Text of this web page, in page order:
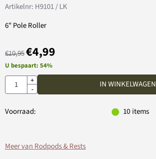
Artikelnr: H9101 / LK
6" Pole Roller
€10,95€4,99
U bespaart: 54%
Aantal
+
-
IN WINKELWAGEN
Voorraad: 10 items
Meer van Rodpods & Rests